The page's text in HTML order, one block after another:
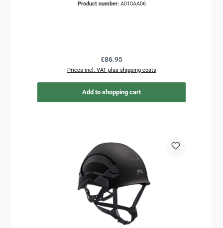
Product number: A010AA06
Regular price:
€86.95
Prices incl. VAT plus shipping costs
Add to shopping cart